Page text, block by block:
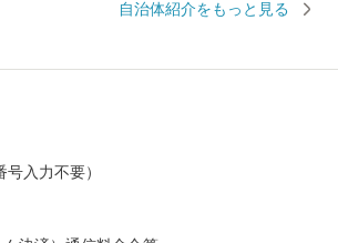
から多くの方がバードウォッチングに訪れ
」として、これまで長きに渡り北方四島の
一丸となって世論の先頭に立ち、運動を展
しています。 すこしづつまちの活性化を目
自治体紹介をもっと見る
号入力不要）